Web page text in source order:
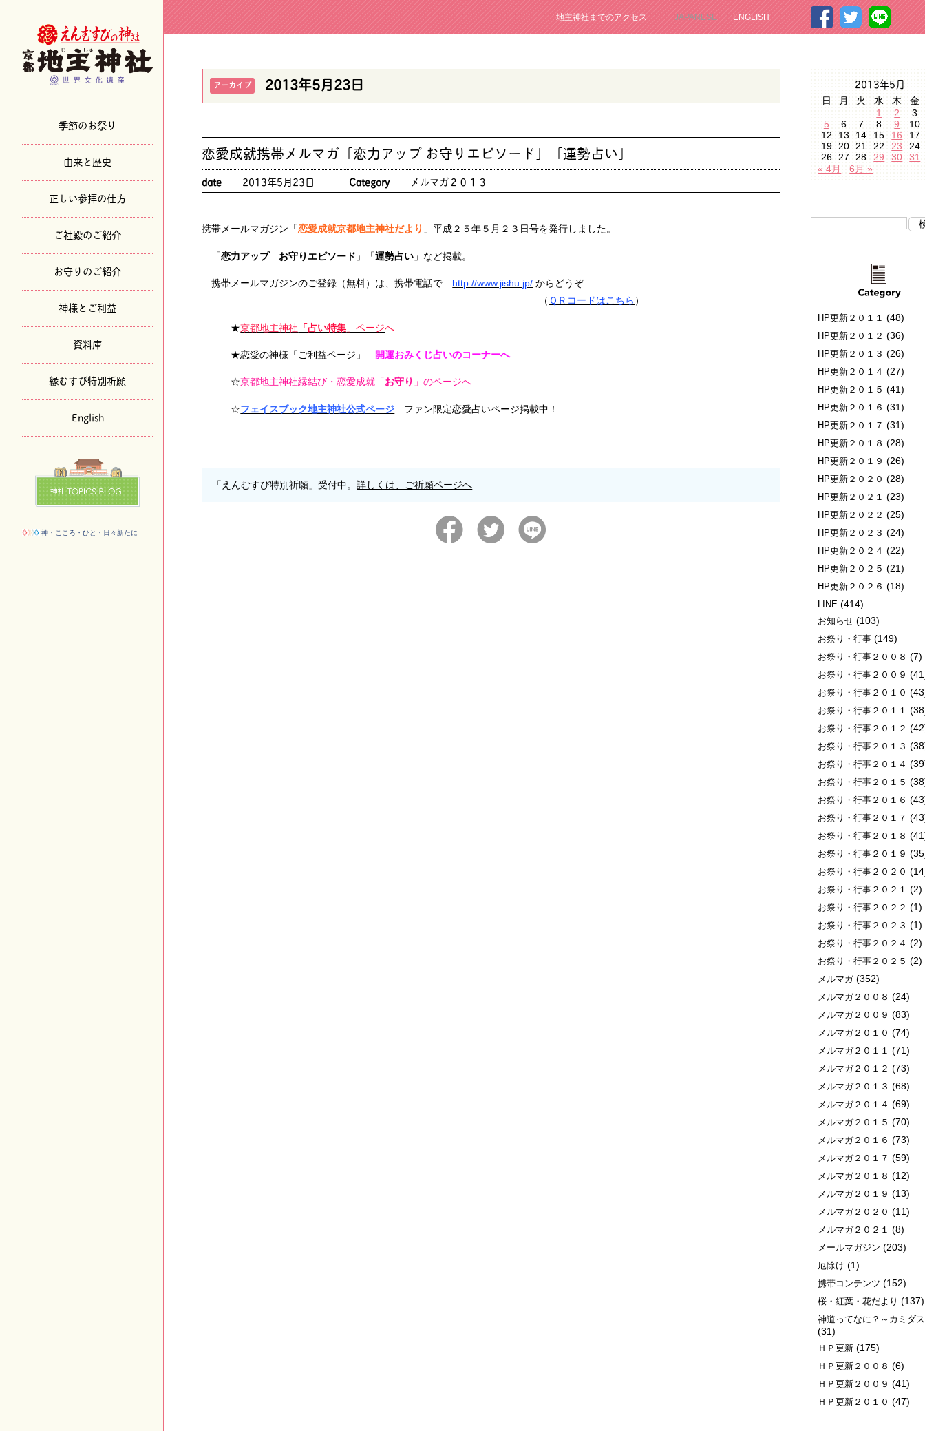
季節のお祭り
由来と歴史
正しい参拝の仕方
ご社殿のご紹介
お守りのご紹介
神様とご利益
資料庫
縁むすび特別祈願
English
神・こころ・ひと・日々新たに
地主神社までのアクセス JAPANESE ENGLISH
アーカイブ 2013年5月23日
恋愛成就携帯メルマガ「恋力アップ お守りエピソード」「運勢占い」
date 2013年5月23日 Category メルマガ２０１３
携帯メールマガジン「恋愛成就京都地主神社だより 」平成２５年５月２３日号を発行しました。
「恋力アップ お守りエピソード 」「運勢占い 」など掲載。
携帯メールマガジンのご登録（無料）は、携帯電話で http://www.jishu.jp/ からどうぞ
（ ＱＲコードはこちら ）
★京都地主神社 「占い特集 」ページへ
★恋愛の神様「ご利益ページ」 開運おみくじ占いのコーナーへ
☆京都地主神社縁結び・恋愛成就「お守り 」のページへ
☆フェイスブック地主神社公式ページ ファン限定恋愛占いページ掲載中！
「えんむすび特別祈願」受付中。詳しくは、ご祈願ページへ
2013年5月
日 月 火 水 木
金
1
2
3
5
6 7 8 9
10
12
13 14 15 16
17
19 20 21 22 23
24
26 27 28 29 30
31
« 4月
6月 »
HP更新２０１１ (48)
HP更新２０１２ (36)
HP更新２０１３ (26)
HP更新２０１４ (27)
HP更新２０１５ (41)
HP更新２０１６ (31)
HP更新２０１７ (31)
HP更新２０１８ (28)
HP更新２０１９ (26)
HP更新２０２０ (28)
HP更新２０２１ (23)
HP更新２０２２ (25)
HP更新２０２３ (24)
HP更新２０２４ (22)
HP更新２０２５ (21)
HP更新２０２６ (18)
LINE (414)
お知らせ (103)
お祭り・行事 (149)
お祭り・行事２００８ (7)
お祭り・行事２００９
お祭り・行事２０１０
お祭り・行事２０１１
お祭り・行事２０１２
お祭り・行事２０１３
お祭り・行事２０１４
お祭り・行事２０１５
お祭り・行事２０１６
お祭り・行事２０１７
お祭り・行事２０１８
お祭り・行事２０１９
お祭り・行事２０２０
お祭り・行事２０２１ (2)
お祭り・行事２０２２ (1)
お祭り・行事２０２３ (1)
お祭り・行事２０２４ (2)
お祭り・行事２０２５ (2)
メルマガ(352)
メルマガ２００８ (24)
メルマガ２００９ (83)
メルマガ２０１０ (74)
メルマガ２０１１ (71)
メルマガ２０１２ (73)
メルマガ２０１３ (68)
メルマガ２０１４ (69)
メルマガ２０１５ (70)
メルマガ２０１６ (73)
メルマガ２０１７ (59)
メルマガ２０１８ (12)
メルマガ２０１９ (13)
メルマガ２０２０ (11)
メルマガ２０２１ (8)
メールマガジン (203)
厄除け (1)
携帯コンテンツ (152)
桜・紅葉・花だより (137)
神道ってなに？～カミダ
(31)
ＨＰ更新 (175)
ＨＰ更新２００８ (6)
ＨＰ更新２００９ (41)
ＨＰ更新２０１０ (47)